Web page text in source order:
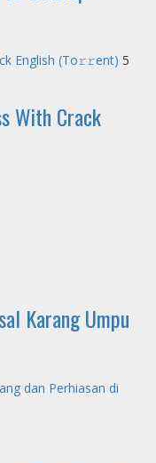
English (To𝚛𝚛еnt) 5
With Crack
Karang Umpu
dan Perhiasan di